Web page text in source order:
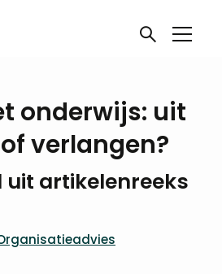
onderwijs: uit
verlangen?
uit artikelenreeks